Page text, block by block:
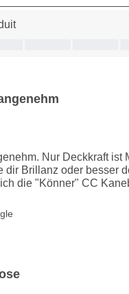
1.0 sur 5
Nur Deckkraft ist
dir Brillanz oder besser
die "Könner" CC